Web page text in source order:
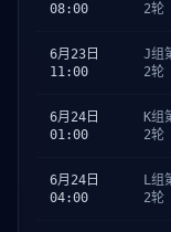
08:00
2轮
6月23日
11:00
J组
2轮
6月24日
01:00
K组
2轮
6月24日
04:00
L组
2轮